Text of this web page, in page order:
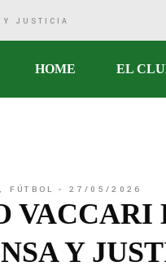
Y JUSTICIA
HOME EL
Sede
Historia
Comisión Directiva
Logros Deportivos
Biblioteca
, FÚTBOL 27/05/2026
VACCARI
Y